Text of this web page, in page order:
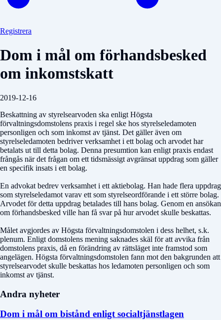
Registrera
Dom i mål om förhandsbesked
om inkomstskatt
2019-12-16
Beskattning av styrelsearvoden ska enligt Högsta
förvaltningsdomstolens praxis i regel ske hos styrelseledamoten
personligen och som inkomst av tjänst. Det gäller även om
styrelseledamoten bedriver verksamhet i ett bolag och arvodet har
betalats ut till detta bolag. Denna presumtion kan enligt praxis endast
frångås när det frågan om ett tidsmässigt avgränsat uppdrag som gäller
en specifik insats i ett bolag.
En advokat bedrev verksamhet i ett aktiebolag. Han hade flera uppdrag
som styrelseledamot varav ett som styrelseordförande i ett större bolag.
Arvodet för detta uppdrag betalades till hans bolag. Genom en ansökan
om förhandsbesked ville han få svar på hur arvodet skulle beskattas.
Målet avgjordes av Högsta förvaltningsdomstolen i dess helhet, s.k.
plenum. Enligt domstolens mening saknades skäl för att avvika från
domstolens praxis, då en förändring av rättsläget inte framstod som
angelägen. Högsta förvaltningsdomstolen fann mot den bakgrunden att
styrelsearvodet skulle beskattas hos ledamoten personligen och som
inkomst av tjänst.
Andra nyheter
Dom i mål om bistånd enligt socialtjänstlagen